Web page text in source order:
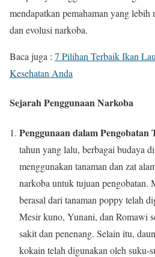
mendapatkan pemahaman yang lebih
dan evolusi narkoba.
Baca juga : 7 Pilihan Terbaik Ikan
Kesehatan Anda
Sejarah Penggunaan Narkoba
Penggunaan dalam Pengobatan
tahun yang lalu, berbagai budaya
menggunakan tanaman dan zat
narkoba untuk tujuan pengobatan.
berasal dari tanaman poppy telah
Mesir kuno, Yunani, dan Romawi
sakit dan penenang. Selain itu,
kokain telah digunakan oleh suku-